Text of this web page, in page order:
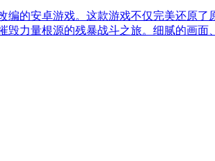
编的安卓游戏。这款游戏不仅完美还原
毁力量根源的残暴战斗之旅。细腻的画面